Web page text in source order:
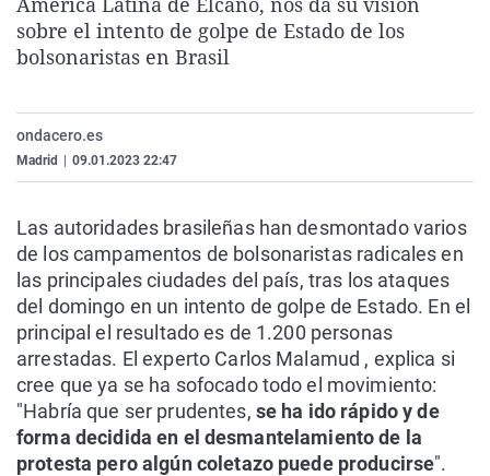
La rosa de los vientos
Caso
Extremadura
Virales
sobre el intento de golpe de Estado de los
bolsonaristas en Brasil
ondacero.es
Madrid 09.01.2023 22:47
Las autoridades brasileñas han desmontado varios
de los campamentos de bolsonaristas radicales en
las principales ciudades del país, tras los ataques
del domingo en un intento de golpe de Estado. En el
principal el resultado es de 1.200 personas
arrestadas. El experto Carlos Malamud , explica si
cree que ya se ha sofocado todo el movimiento:
"Habría que ser prudentes, se ha ido rápido y de
forma decidida en el desmantelamiento de la
protesta pero algún coletazo puede producirse".